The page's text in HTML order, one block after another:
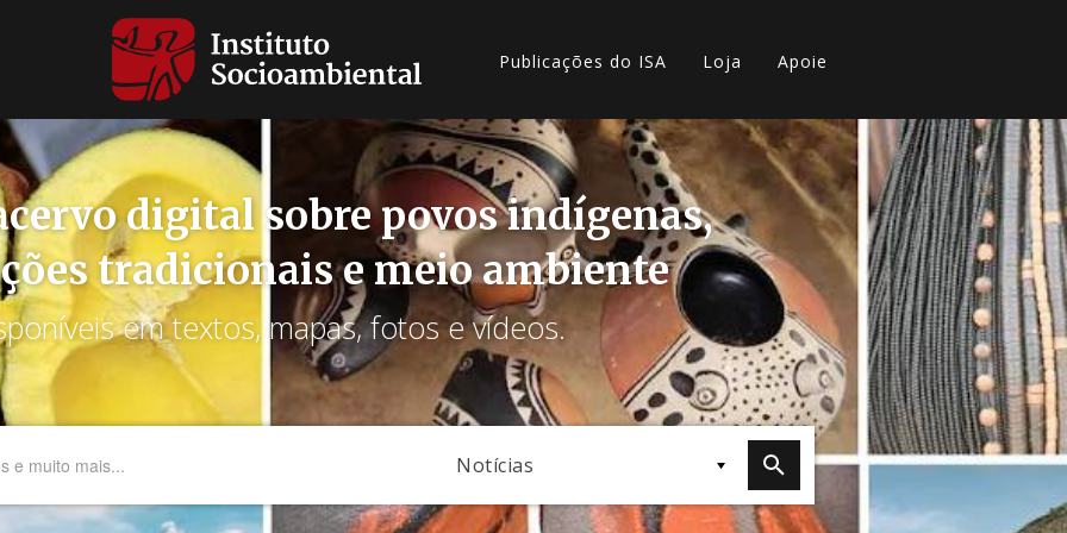
Publicações do ISA Loja Apoie
digital sobre povos indígenas,
tradicionais e meio ambiente
em textos, mapas, fotos e vídeos.
Notícias